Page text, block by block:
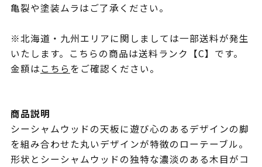
亀裂や塗装ムラはご了承ください。
※北海道・九州エリアに関しましては一部送料が発生
いたします。こちらの商品は送料ランク【C】です。
金額はこちらをご確認ください。
商品説明
シーシャムウッドの天板に遊び心のあるデザインの脚
を組み合わせた丸いデザインが特徴のローテーブル。
形状とシーシャムウッドの独特な濃淡のある木目がコ